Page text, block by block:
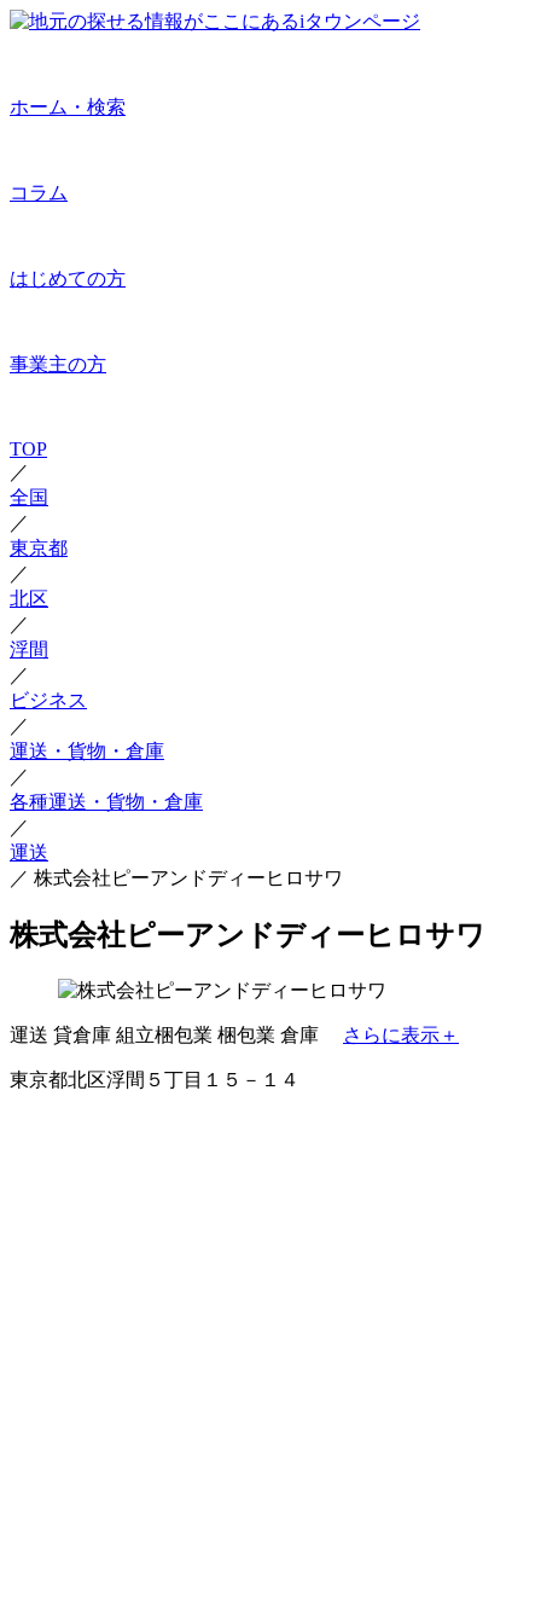
ホーム・検索
コラム
はじめての方
事業主の方
TOP
／
全国
／
東京都
／
北区
／
浮間
／
ビジネス
／
運送・貨物・倉庫
／
各種運送・貨物・倉庫
／
運送
／ 株式会社ピーアンドディーヒロサワ
株式会社ピーアンドディーヒロサワ
運送 貸倉庫 組立梱包業 梱包業 倉庫 さらに表示＋
東京都北区浮間５丁目１５－１４